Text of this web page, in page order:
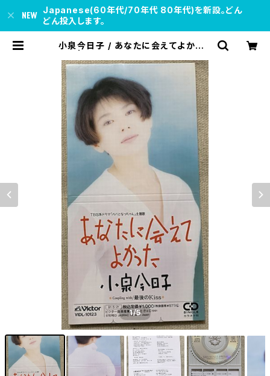
Japanese(60年代/70年代 80年代)を新設。どん
どん投入します。
小泉今日子 / あなたに会えてよかった
1/5